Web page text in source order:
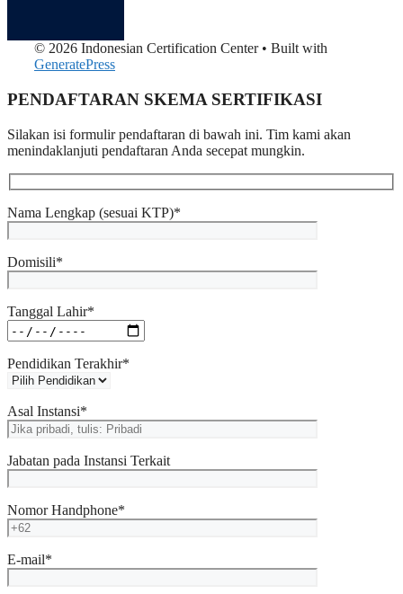
© 2026 Indonesian Certification Center• Built with
GeneratePress
PENDAFTARAN SKEMA SERTIFIKASI​
Silakan isi formulir pendaftaran di bawah ini. Tim kami akan
menindaklanjuti pendaftaran Anda secepat mungkin.
Nama Lengkap (sesuai KTP)*
Domisili*
Tanggal Lahir*
Pendidikan Terakhir*
Asal Instansi*
Jabatan pada Instansi Terkait
Nomor Handphone*
E-mail*